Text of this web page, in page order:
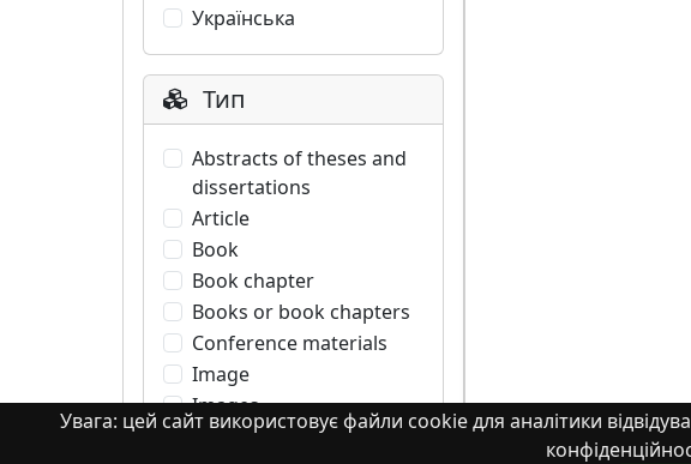
Увага: цей сайт використовує файли cookie для аналітики
Українська
Тип
Abstracts of theses and
dissertations
Article
Book
Book chapter
Books or book chapters
Conference materials
Image
Images
Learning Object